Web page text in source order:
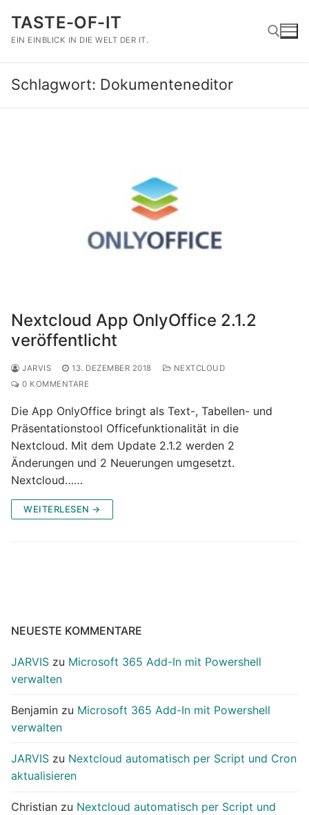
Inhalt
springen
TASTE-OF-IT
EIN EINBLICK IN DIE WELT DER IT.
Suchen nach:
Schlagwort: Dokumenteneditor
Nextcloud App OnlyOffice 2.1.2
veröffentlicht
JARVIS 13. DEZEMBER 2018
NEXTCLOUD
0 KOMMENTARE
Die App OnlyOffice bringt als Text-, Tabellen- und
Präsentationstool Officefunktionalität in die
Nextcloud. Mit dem Update 2.1.2 werden 2
Änderungen und 2 Neuerungen umgesetzt.
Nextcloud……
WEITERLESEN →
NEUESTE KOMMENTARE
JARVIS zu Microsoft 365 Add-In mit Powershell
verwalten
Benjamin zu Microsoft 365 Add-In mit Powershell
verwalten
JARVIS zu Nextcloud automatisch per Script und Cron
aktualisieren
Christian zu Nextcloud automatisch per Script und